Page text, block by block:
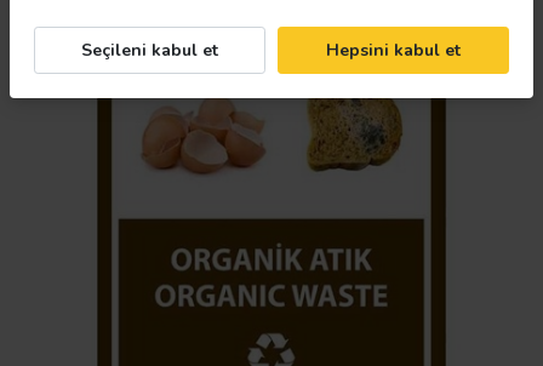
Seçileni kabul et Hepsini kabul et